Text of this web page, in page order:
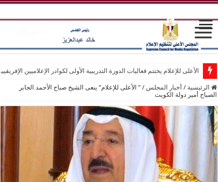
الأعلى للإعلام يختتم فعاليات الدورة التدريبية الأولى لكوادر الإعلاميين
الرئيسية / أخبار المجلس / ” الأعلى للإعلام” ينعى الشيخ صباح الأحمد الجابر
الصباح أمير دولة الكويت